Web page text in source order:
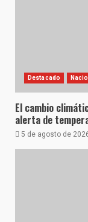
Destacado
El cambio
alerta de
5 de agosto de